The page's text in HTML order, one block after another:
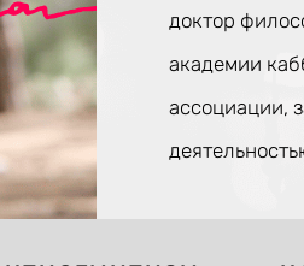
доктор
академии
ассоциации,